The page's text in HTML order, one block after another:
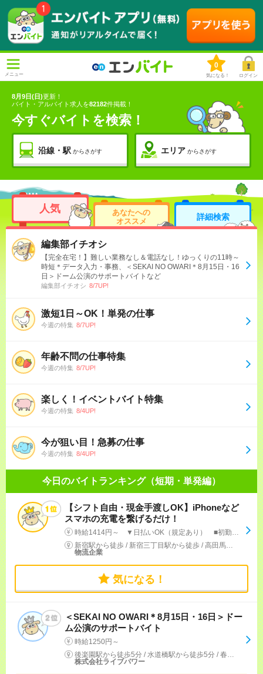
メニュー
0
気になる！ ログイン
8月9日(日)更新！
バイト・アルバイト求人を82182件掲載！
今すぐバイトを検索！
沿線・駅 からさがす エリア からさがす
人気
あなたへの
オススメ
詳細検索
編集部イチオシ
【完全在宅！】難しい業務なし＆電話なし！ゆっくりの11時～
時短＊データ入力・事務、＜SEKAI NO OWARI＊8月15日・16
日＞ドーム公演のサポートバイトなど
編集部イチオシ 8/7UP!
激短1日～OK！単発の仕事
今週の特集 8/7UP!
年齢不問の仕事特集
今週の特集 8/7UP!
楽しく！イベントバイト特集
今週の特集 8/4UP!
今が狙い目！急募の仕事
今週の特集 8/4UP!
今日のバイトランキング（短期・単発編）
【シフト自由・現金手渡しOK】iPhoneなど
スマホの充電を繋げるだけ！
時給1414円～ ▼日払いOK（規定あり） ■初勤務手当あり ※規定による
新宿駅から徒歩 / 新宿三丁目駅から徒歩 /高田馬場駅から徒歩
物流企業
気になる！
＜SEKAI NO OWARI＊8月15日・16日＞ドー
ム公演のサポートバイト
時給1250円～
後楽園駅から徒歩5分 /水道橋駅から徒歩5分 /春日(東京都)駅から徒歩7分
株式会社ライブパワー